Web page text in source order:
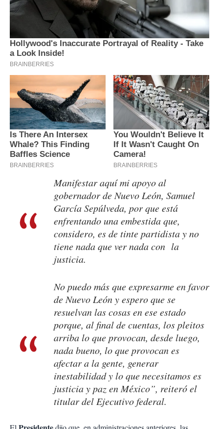
Manifestar aquí mi apoyo al
gobernador de Nuevo León, Samuel
García Sepúlveda, por que está
enfrentando una embestida que,
considero, es de tinte partidista y no
tiene nada que ver nada con la
justicia.
No puedo más que expresarme en favor
de Nuevo León y espero que se
resuelvan las cosas en ese estado
porque, al final de cuentas, los pleitos
arriba lo que provocan, desde luego,
nada bueno, lo que provocan es
afectar a la gente, generar
inestabilidad y lo que necesitamos es
justicia y paz en México”, reiteró el
titular del Ejecutivo federal.